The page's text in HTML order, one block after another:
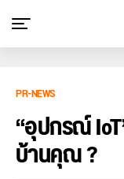
PR-NEWS
“อุปกรณ์
บ้านคุณ ?